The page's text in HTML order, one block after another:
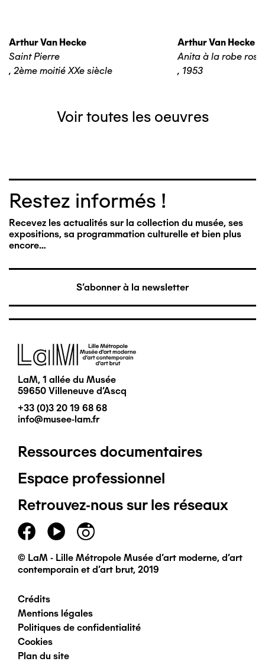
Arthur Van Hecke
Saint Pierre
, 2ème moitié XXe siècle
Arthur Van Hecke
Anita à la robe rose
, 1953
Voir toutes les oeuvres
Restez informés !
Recevez les actualités sur la collection du musée, ses
expositions, sa programmation culturelle et bien plus
encore…
S'abonner à la newsletter
Image
LaM, 1 allée du Musée
59650 Villeneuve d'Ascq
+33 (0)3 20 19 68 68
info@musee-lam.fr
Pied
de
page
principal
Ressources documentaires
Espace professionnel
Retrouvez-nous sur les réseaux
© LaM - Lille Métropole Musée d'art moderne, d'art
contemporain et d'art brut, 2019
Pied
de
Crédits
Mentions légales
Politiques de confidentialité
Cookies
Plan du site